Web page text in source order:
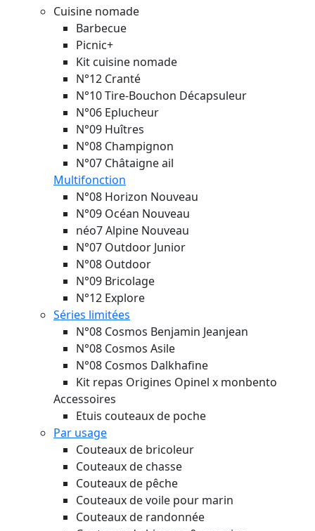
Cuisine nomade
Barbecue
Picnic+
Kit cuisine nomade
N°12 Cranté
N°10 Tire-Bouchon Décapsuleur
N°06 Eplucheur
N°09 Huîtres
N°08 Champignon
N°07 Châtaigne ail
Multifonction
N°08 Horizon Nouveau
N°09 Océan Nouveau
néo7 Alpine Nouveau
N°07 Outdoor Junior
N°08 Outdoor
N°09 Bricolage
N°12 Explore
Séries limitées
N°08 Cosmos Benjamin Jeanjean
N°08 Cosmos Asile
N°08 Cosmos Dalkhafine
Kit repas Origines Opinel x monbento
Accessoires
Etuis couteaux de poche
Par usage
Couteaux de bricoleur
Couteaux de chasse
Couteaux de pêche
Couteaux de voile pour marin
Couteaux de randonnée